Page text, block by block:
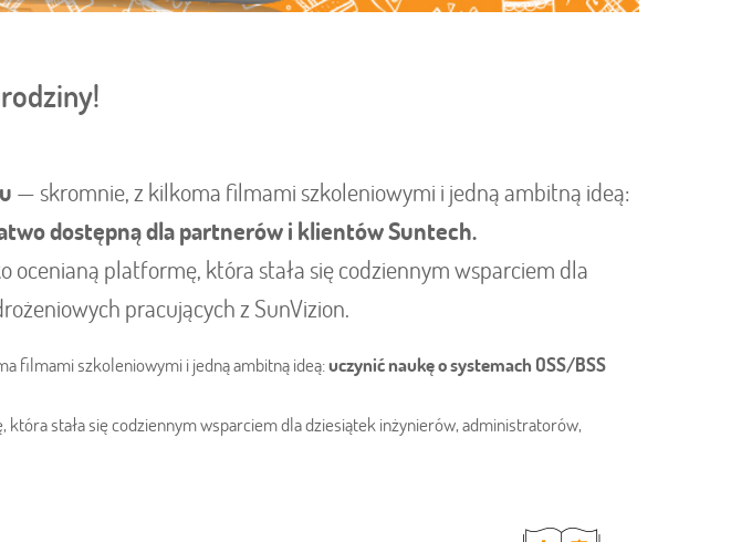
— skromnie, z kilkoma filmami szkoleniowymi i jedną ambitną ideą:
dostępną dla partnerów i klientów Suntech.
ocenianą platformę, która stała się codziennym wsparciem dla
pracujących z SunVizion.
filmami szkoleniowymi i jedną ambitną ideą:uczynić naukę o systemach OSS/BSS
stała się codziennym wsparciem dla dziesiątek inżynierów, administratorów,